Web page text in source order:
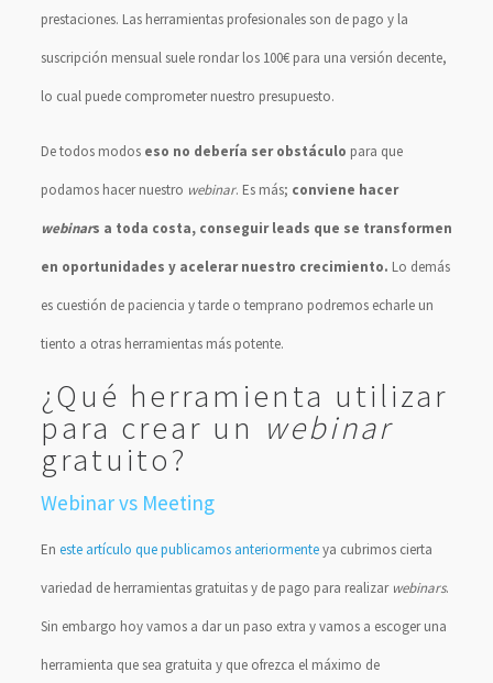
prestaciones. Las herramientas profesionales son de pago y la
suscripción mensual suele rondar los 100€ para una versión decente,
lo cual puede comprometer nuestro presupuesto.
De todos modos eso no debería ser obstáculo para que
podamos hacer nuestro webinar. Es más; conviene hacer
webinars a toda costa, conseguir leads que se transformen
en oportunidades y acelerar nuestro crecimiento. Lo demás
es cuestión de paciencia y tarde o temprano podremos echarle un
tiento a otras herramientas más potente.
¿Qué herramienta utilizar
para crear un webinar
gratuito?
Webinar vs Meeting
En este artículo que publicamos anteriormenteya cubrimos cierta
variedad de herramientas gratuitas y de pago para realizar webinars.
Sin embargo hoy vamos a dar un paso extra y vamos a escoger una
herramienta que sea gratuita y que ofrezca el máximo de